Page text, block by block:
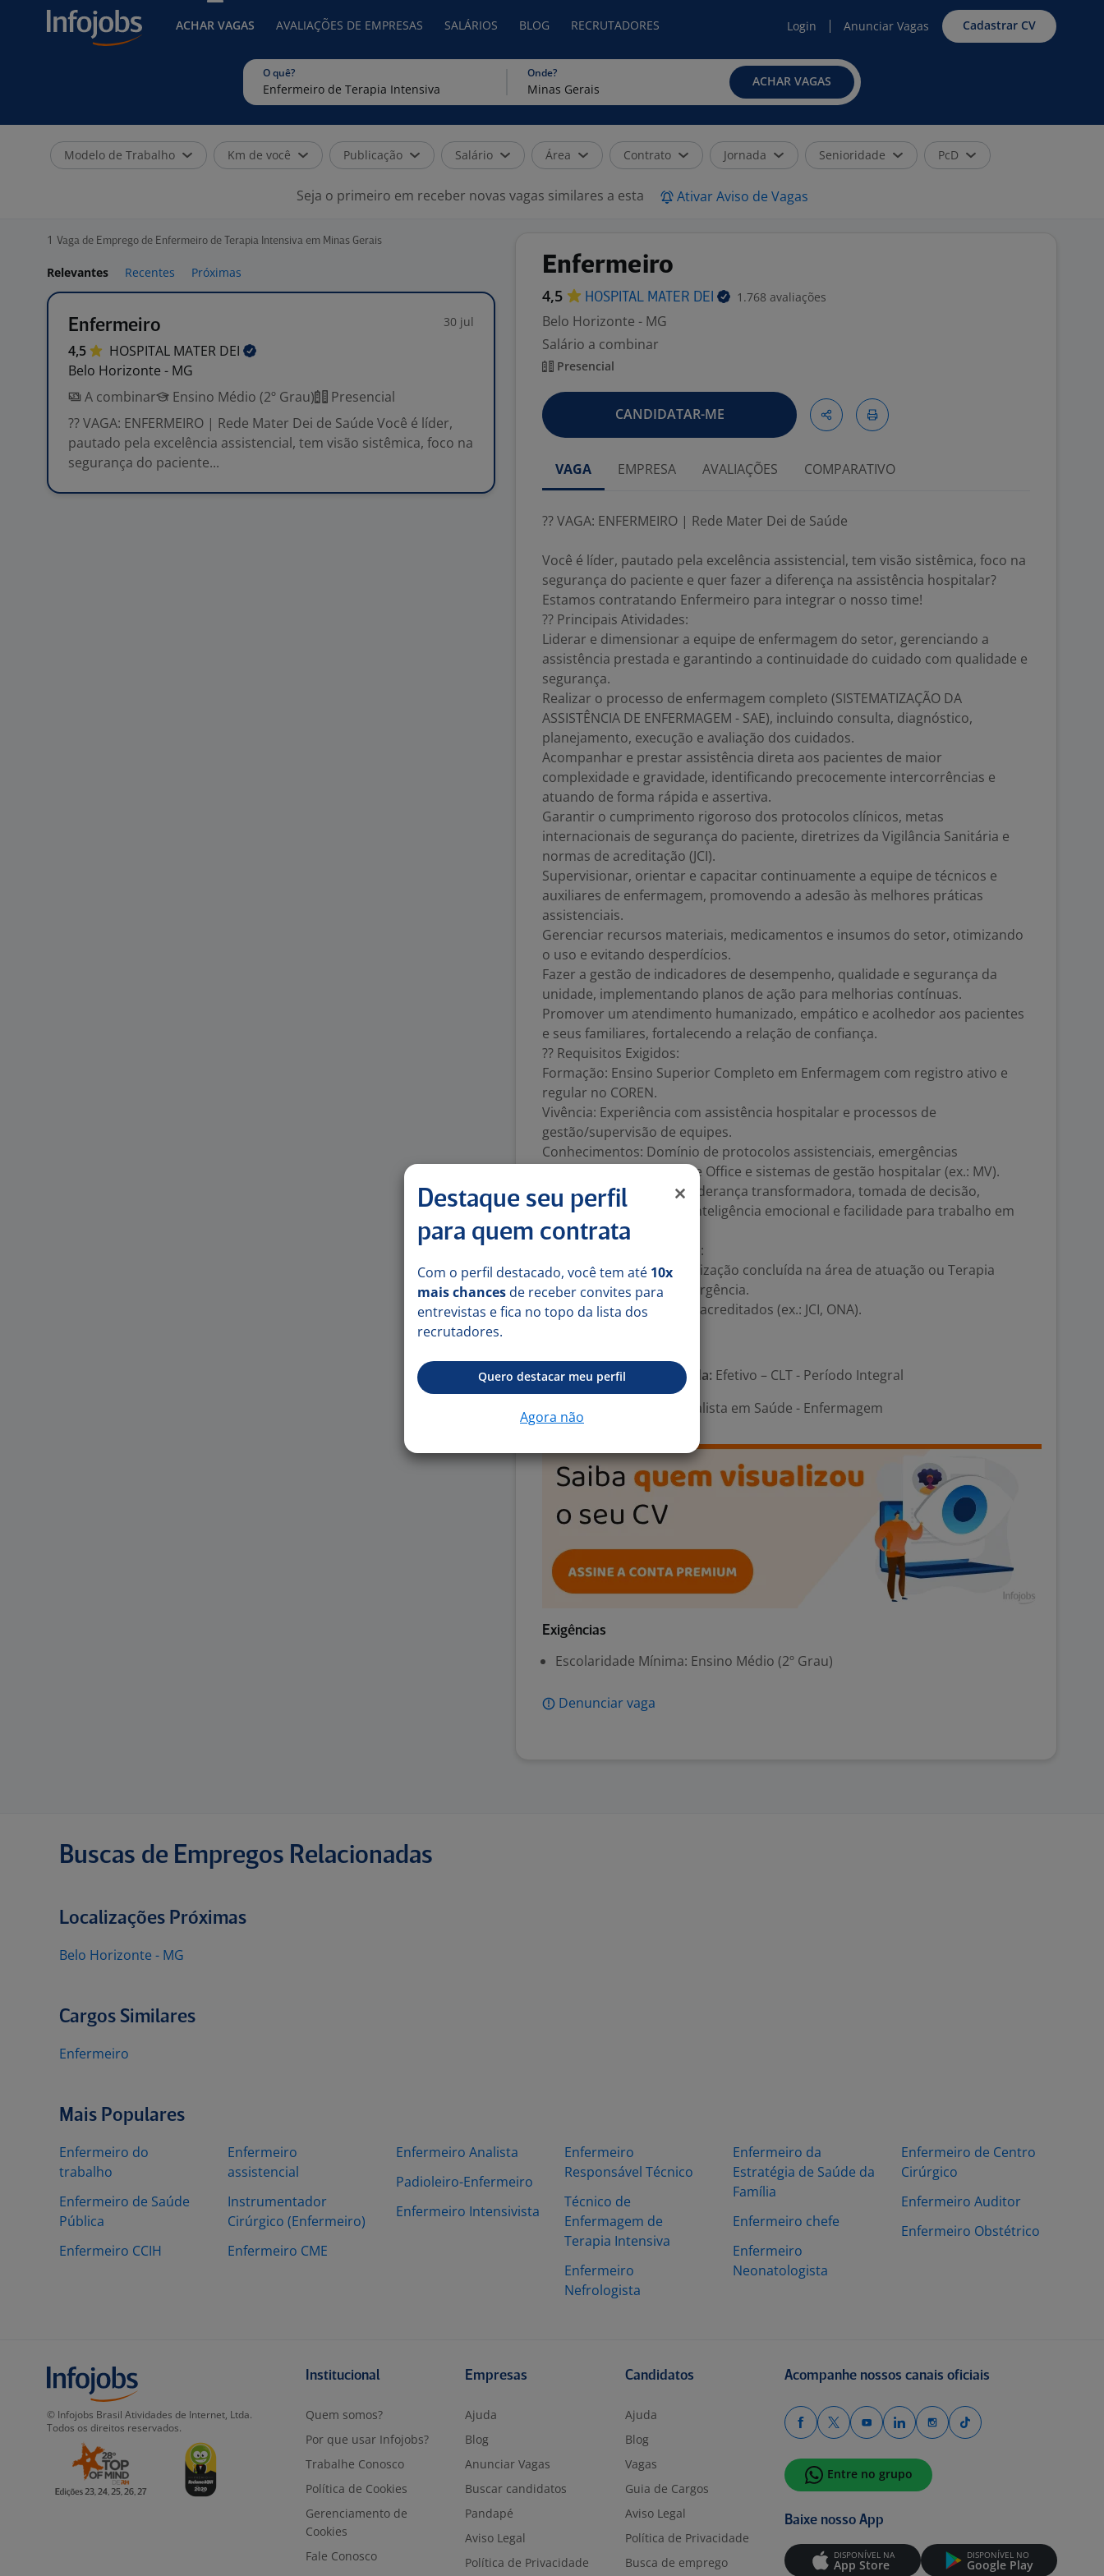
ACHAR VAGAS AVALIAÇÕES DE EMPRESAS SALÁRIOS BLOG RECRUTADORES Login Anunciar Vagas Cadastrar CV
O quê? Onde?
ACHAR VAGAS
Modelo de Trabalho Km de você Publicação Salário Área Contrato Jornada Senioridade PcD
Seja o primeiro em receber novas vagas similares a esta Ativar Aviso de Vagas
1 Vaga de Emprego de Enfermeiro de Terapia Intensiva em Minas Gerais
Relevantes Recentes Próximas
Enfermeiro 30 jul
4,5 HOSPITAL MATER DEI
Belo Horizonte - MG
A combinar
Ensino Médio (2º Grau)
Presencial
?? VAGA: ENFERMEIRO | Rede Mater Dei de Saúde Você é líder,
pautado pela excelência assistencial, tem visão sistêmica, foco na
segurança do paciente...
Enfermeiro
4,5 HOSPITAL MATER DEI 1.768 avaliações
Belo Horizonte - MG
Salário a combinar
Presencial
CANDIDATAR-ME
VAGA EMPRESA AVALIAÇÕES COMPARATIVO
?? VAGA: ENFERMEIRO | Rede Mater Dei de Saúde
Você é líder, pautado pela excelência assistencial, tem visão sistêmica, foco na
segurança do paciente e quer fazer a diferença na assistência hospitalar?
Estamos contratando Enfermeiro para integrar o nosso time!
?? Principais Atividades:
Liderar e dimensionar a equipe de enfermagem do setor, gerenciando a
assistência prestada e garantindo a continuidade do cuidado com qualidade e
segurança.
Realizar o processo de enfermagem completo (SISTEMATIZAÇÃO DA
ASSISTÊNCIA DE ENFERMAGEM - SAE), incluindo consulta, diagnóstico,
planejamento, execução e avaliação dos cuidados.
Acompanhar e prestar assistência direta aos pacientes de maior
complexidade e gravidade, identificando precocemente intercorrências e
atuando de forma rápida e assertiva.
Garantir o cumprimento rigoroso dos protocolos clínicos, metas
internacionais de segurança do paciente, diretrizes da Vigilância Sanitária e
normas de acreditação (JCI).
Supervisionar, orientar e capacitar continuamente a equipe de técnicos e
auxiliares de enfermagem, promovendo a adesão às melhores práticas
assistenciais.
Gerenciar recursos materiais, medicamentos e insumos do setor, otimizando
o uso e evitando desperdícios.
Fazer a gestão de indicadores de desempenho, qualidade e segurança da
unidade, implementando planos de ação para melhorias contínuas.
Promover um atendimento humanizado, empático e acolhedor aos pacientes
e seus familiares, fortalecendo a relação de confiança.
?? Requisitos Exigidos:
Formação: Ensino Superior Completo em Enfermagem com registro ativo e
regular no COREN.
Vivência: Experiência com assistência hospitalar e processos de
gestão/supervisão de equipes.
Conhecimentos: Domínio de protocolos assistenciais, emergências
clínicas/cirúrgicas, Pacote Office e sistemas de gestão hospitalar (ex.: MV).
Habilidades e Atitudes: Liderança transformadora, tomada de decisão,
comunicação assertiva, inteligência emocional e facilidade para trabalho em
equipe multidisciplinar.
?? Diferenciais (Desejável):
Pós-Graduação / Especialização concluída na área de atuação ou Terapia
Intensiva/Urgência e Emergência.
Experiência em hospitais acreditados (ex.: JCI, ONA).
Tipo de contrato e Jornada: Efetivo – CLT - Período Integral
Área Profissional:
Especialista em Saúde - Enfermagem
Exigências
Escolaridade Mínima: Ensino Médio (2º Grau)
Denunciar vaga
Buscas de Empregos Relacionadas
Localizações Próximas
Belo Horizonte - MG
Cargos Similares
Enfermeiro
Mais Populares
Enfermeiro do
trabalho
Enfermeiro de Saúde
Pública
Enfermeiro CCIH
Enfermeiro
assistencial
Instrumentador
Cirúrgico (Enfermeiro)
Enfermeiro CME
Enfermeiro Analista
Padioleiro-Enfermeiro
Enfermeiro Intensivista
Enfermeiro
Responsável Técnico
Técnico de
Enfermagem de
Terapia Intensiva
Enfermeiro
Nefrologista
Enfermeiro da
Estratégia de Saúde da
Família
Enfermeiro chefe
Enfermeiro
Neonatologista
Enfermeiro de Centro
Cirúrgico
Enfermeiro Auditor
Enfermeiro Obstétrico
Destaque seu perfil
para quem contrata
Com o perfil destacado, você tem até 10x
mais chances de receber convites para
entrevistas e fica no topo da lista dos
recrutadores.
Quero destacar meu perfil
Agora não
© Infojobs Brasil Atividades de Internet, Ltda.
Todos os direitos reservados.
Institucional
Quem somos?
Por que usar Infojobs?
Trabalhe Conosco
Política de Cookies
Gerenciamento de
Cookies
Fale Conosco
Empresas
Ajuda
Blog
Anunciar Vagas
Buscar candidatos
Pandapé
Aviso Legal
Política de Privacidade
Candidatos
Ajuda
Blog
Vagas
Guia de Cargos
Aviso Legal
Política de Privacidade
Busca de emprego
Acompanhe nossos canais oficiais
Entre no grupo
Baixe nosso App
DISPONÍVEL NA
App Store
DISPONÍVEL NO
Google Play